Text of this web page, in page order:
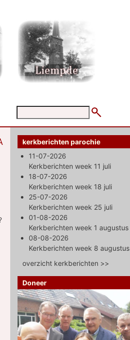
kerkberichten parochie
11-07-2026
Kerkberichten week 11 juli
18-07-2026
Kerkberichten week 18 juli
25-07-2026
Kerkberichten week 25 juli
01-08-2026
Kerkberichten week 1 augustus
08-08-2026
Kerkberichten week 8 augustus
overzicht kerkberichten >>
Doneer